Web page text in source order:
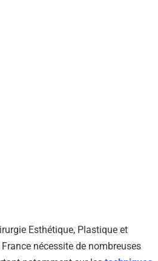
Esthétique, Plastique et
nécessite de nombreuses